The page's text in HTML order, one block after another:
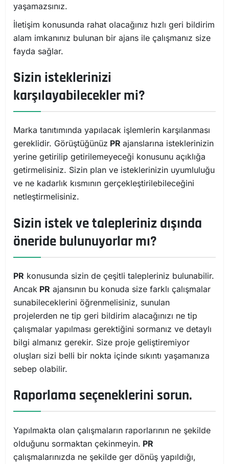
yaşamazsınız.
İletişim konusunda rahat olacağınız hızlı geri bildirim
alam imkanınız bulunan bir ajans ile çalışmanız size
fayda sağlar.
Sizin isteklerinizi
karşılayabilecekler mi?
Marka tanıtımında yapılacak işlemlerin karşılanması
gereklidir. Görüştüğünüz PR ajanslarına isteklerinizin
yerine getirilip getirilemeyeceği konusunu açıklığa
getirmelisiniz. Sizin plan ve isteklerinizin uyumluluğu
ve ne kadarlık kısmının gerçekleştirilebileceğini
netleştirmelisiniz.
Sizin istek ve talepleriniz dışında
öneride bulunuyorlar mı?
PR konusunda sizin de çeşitli talepleriniz bulunabilir.
Ancak PR ajansının bu konuda size farklı çalışmalar
sunabileceklerini öğrenmelisiniz, sunulan
projelerden ne tip geri bildirim alacağınızı ne tip
çalışmalar yapılması gerektiğini sormanız ve detaylı
bilgi almanız gerekir. Size proje geliştiremiyor
oluşları sizi belli bir nokta içinde sıkıntı yaşamanıza
sebep olabilir.
Raporlama seçeneklerini sorun.
Yapılmakta olan çalışmaların raporlarının ne şekilde
olduğunu sormaktan çekinmeyin. PR
çalışmalarınızda ne şekilde ger dönüş yapıldığı,